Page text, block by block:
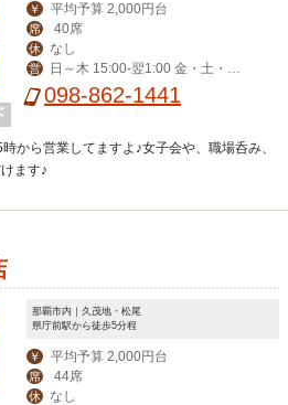
￥ 平均予算 2,000円台
席 40席
休 なし
営
日～木 15:00-翌1:00 金・土・祝
前 15:00-翌3:00
098-862-1441
から営業してますよ♪女子会や、職場呑み、
ます♪
那覇市内｜久茂地・松尾
県庁前駅から徒歩5分程
￥ 平均予算 2,000円台
席 44席
休 なし